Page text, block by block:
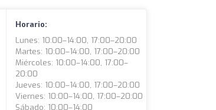
Horario:
Lunes: 10:00–14:00, 17:00–20:00
Martes: 10:00–14:00, 17:00–20:00
Miércoles: 10:00–14:00, 17:00–
20:00
Jueves: 10:00–14:00, 17:00–20:00
Viernes: 10:00–14:00, 17:00–20:00
Sábado: 10:00–14:00